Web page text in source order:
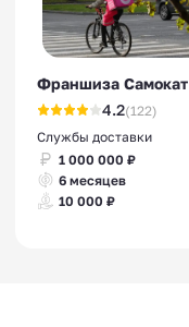
Франшиза Самокат
4.2(122)
Службы доставки
1 000 000 ₽
6 месяцев
10 000 ₽